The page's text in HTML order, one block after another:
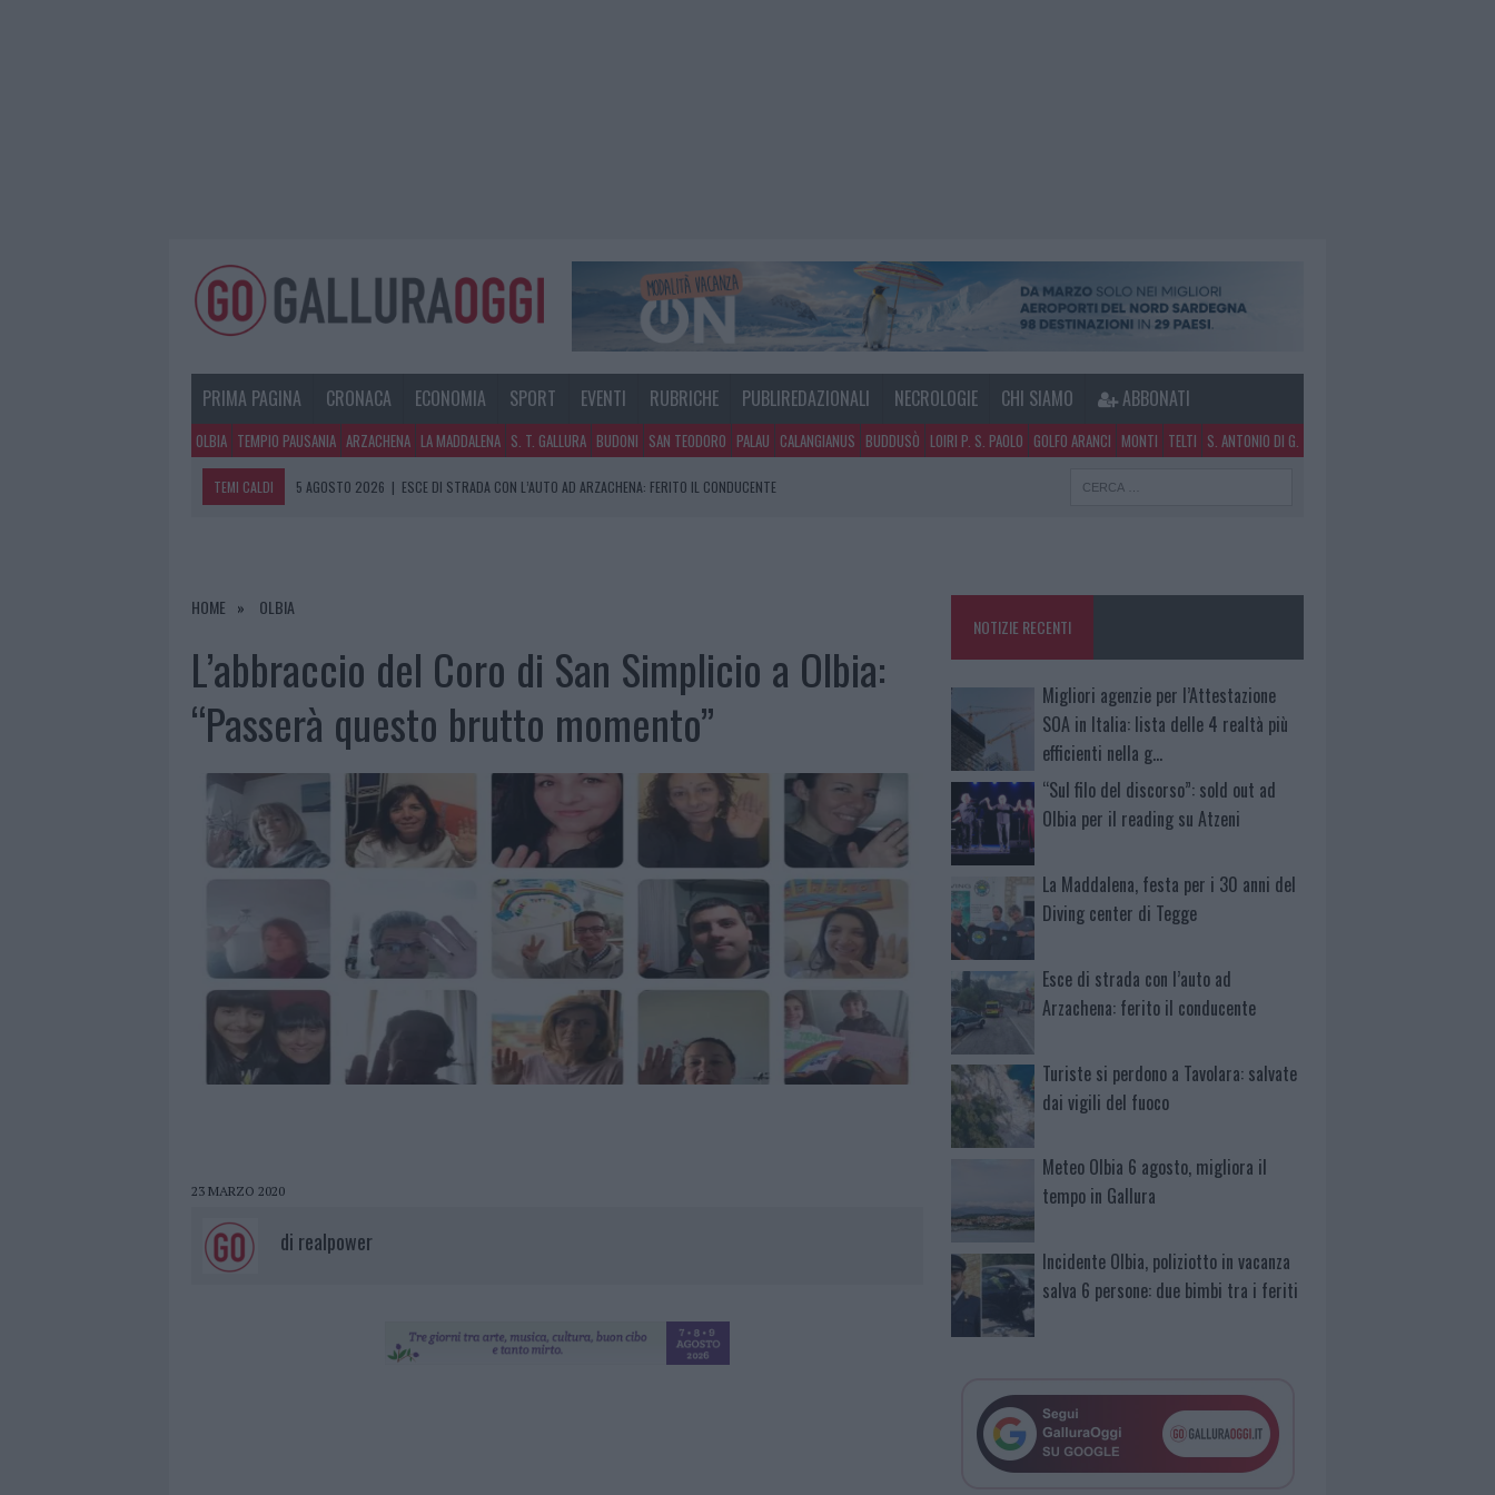
PRIMA PAGINA CRONACA ECONOMIA SPORT EVENTI RUBRICHE PUBLIREDAZIONALI NECROLOGIE CHI SIAMO ABBONATI
OLBIA TEMPIO PAUSANIA ARZACHENA LA MADDALENA S. T. GALLURA BUDONI SAN TEODORO PALAU CALANGIANUS BUDDUSÒ LOIRI P. S. PAOLO GOLFO ARANCI MONTI TELTI S. ANTONIO DI G.
TEMI CALDI 5 AGOSTO 2026 | ESCE DI STRADA CON L’AUTO AD ARZACHENA: FERITO IL CONDUCENTE
DELLE PRATICHE
5 AGOSTO 2026 | LA MADDALENA, FESTA PER I 30 ANNI DEL DIVING CENTER DI TEGGE
HOME OLBIA
L’abbraccio del Coro di San Simplicio a Olbia:
“Passerà questo brutto momento”
23 MARZO 2020
di realpower
NOTIZIE RECENTI
Migliori agenzie per l’Attestazione
SOA in Italia: lista delle 4 realtà più
efficienti nella g…
“Sul filo del discorso”: sold out ad
Olbia per il reading su Atzeni
La Maddalena, festa per i 30 anni del
Diving center di Tegge
Esce di strada con l’auto ad
Arzachena: ferito il conducente
Turiste si perdono a Tavolara: salvate
dai vigili del fuoco
Meteo Olbia 6 agosto, migliora il
tempo in Gallura
Incidente Olbia, poliziotto in vacanza
salva 6 persone: due bimbi tra i feriti